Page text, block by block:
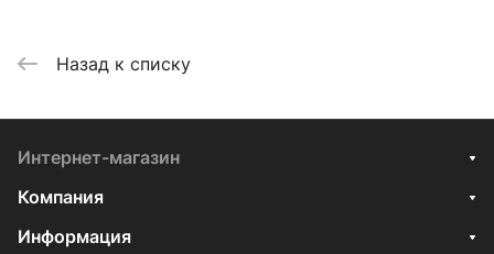
Назад к списку
Интернет-магазин
Компания
Информация